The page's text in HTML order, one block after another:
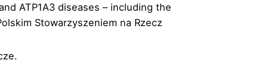
ATP1A3 diseases – including the
Stowarzyszeniem na Rzecz